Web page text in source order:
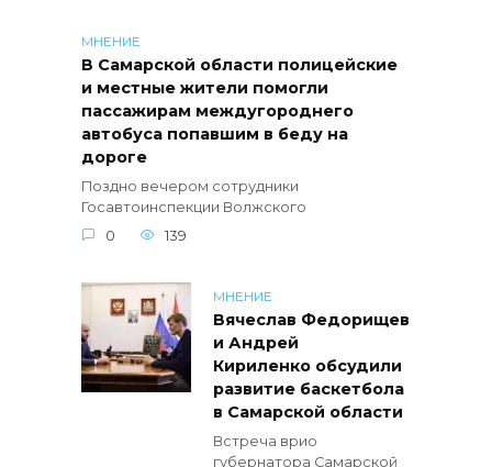
МНЕНИЕ
В Самарской области полицейские
и местные жители помогли
пассажирам междугороднего
автобуса попавшим в беду на
дороге
Поздно вечером сотрудники
Госавтоинспекции Волжского
0
139
МНЕНИЕ
Вячеслав Федорищев
и Андрей
Кириленко обсудили
развитие баскетбола
в Самарской области
Встреча врио
губернатора Самарской